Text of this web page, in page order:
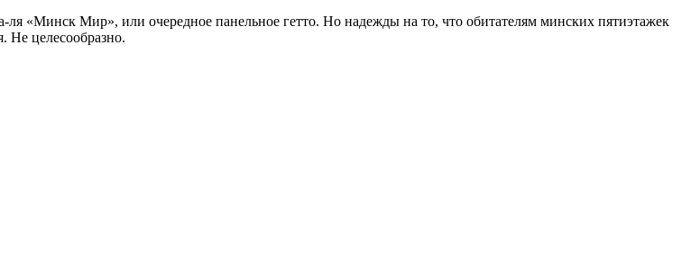
ля «Минск Мир», или очередное панельное гетто. Но надежды на то, что обитателям минских пятиэтажек
Не целесообразно.